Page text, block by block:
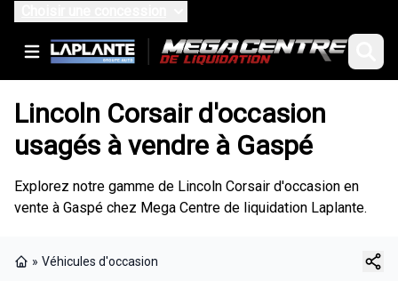
Lincoln Corsair d'occasion
usagés à vendre à Gaspé
Explorez notre gamme de Lincoln Corsair d'occasion en
vente à Gaspé chez Mega Centre de liquidation Laplante.
» Véhicules d'occasion